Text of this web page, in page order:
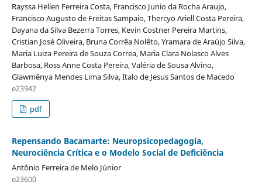
Rayssa Hellen Ferreira Costa, Francisco Junio da Rocha Araujo,
Francisco Augusto de Freitas Sampaio, Thercyo Ariell Costa Pereira,
Dayana da Silva Bezerra Torres, Kevin Costner Pereira Martins,
Cristian José Oliveira, Bruna Corrêa Nolêto, Yramara de Araújo Silva,
Maria Luiza Pereira de Souza Correa, Maria Clara Nolasco Alves
Barbosa, Ross Anne Costa Pereira, Valéria de Sousa Alvino,
Glawmênya Mendes Lima Silva, Italo de Jesus Santos de Macedo
e23942
pdf
Repensando Bacamarte: Neuropsicopedagogia,
Neurociência Crítica e o Modelo Social de Deficiência
Antônio Ferreira de Melo Júnior
e23600